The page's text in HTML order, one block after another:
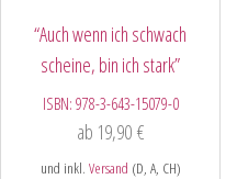
“Auch wenn ich schwach
scheine, bin ich stark”
ISBN: 978-3-643-15079-0
ab 19,90 €
und inkl. Versand (D, A, CH)